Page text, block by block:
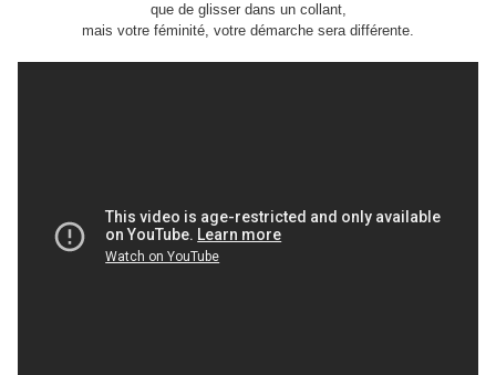
que de glisser dans un collant,
mais votre féminité, votre démarche sera différente.